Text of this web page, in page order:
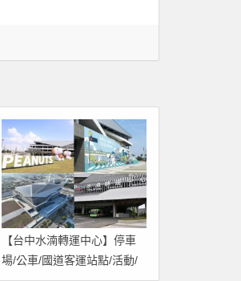
【台中水湳轉運中心】停車
場/公車/國道客運站點/活動/